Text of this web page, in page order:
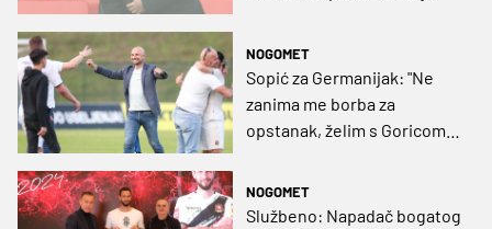
NOGOMET
Sopić za Germanijak: "Ne
zanima me borba za
opstanak, želim s Goricom
NOGOMET
Službeno: Napadač bogatog